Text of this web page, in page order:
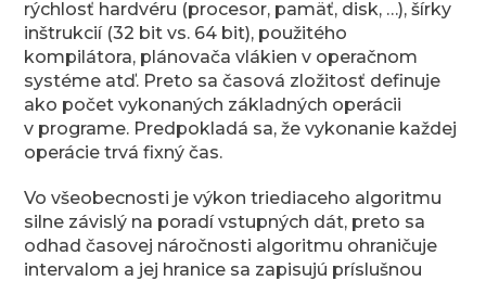
rýchlosť hardvéru (procesor, pamäť, disk, …), šírky
inštrukcií (32 bit vs. 64 bit), použitého
kompilátora, plánovača vlákien v operačnom
systéme atď. Preto sa časová zložitosť definuje
ako počet vykonaných základných operácii
v programe. Predpokladá sa, že vykonanie každej
operácie trvá fixný čas.
Vo všeobecnosti je výkon triediaceho algoritmu
silne závislý na poradí vstupných dát, preto sa
odhad časovej náročnosti algoritmu ohraničuje
intervalom a jej hranice sa zapisujú príslušnou